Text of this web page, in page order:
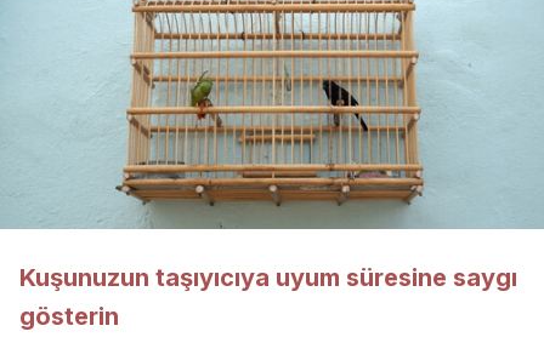
Kuşunuzun taşıyıcıya uyum süresine saygı
gösterin